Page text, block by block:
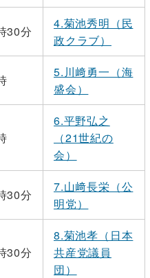
30分
4.菊池秀明（民
政クラブ）
5.川﨑勇一（海
盛会）
6.平野弘之
（21世紀の
会）
30分
7.山﨑長栄（公
明党）
30分
8.菊池孝（日本
共産党議員
団）